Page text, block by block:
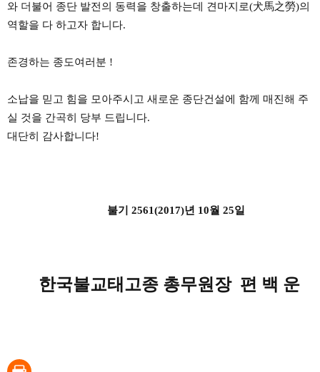
와 더불어 종단 발전의 동력을 창출하는데 견마지로(犬馬之勞)의
역할을 다 하고자 합니다.
존경하는 종도여러분 !
소납을 믿고 힘을 모아주시고 새로운 종단건설에 함께 매진해 주
실 것을 간곡히 당부 드립니다.
대단히 감사합니다!
불기 2561(2017)년 10월 25일
한국불교태고종 총무원장 편 백 운